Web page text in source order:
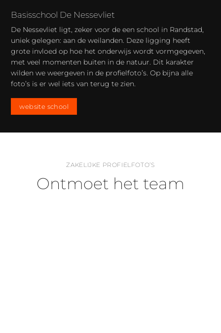
Basisschool De Nessevliet
De Nessevliet ligt, zeker voor de een school in Randstad,
uniek gelegen: aan de weilanden. Deze ligging heeft
grote invloed op hoe het onderwijs wordt vormgegeven,
met veel momenten buiten in de natuur. Dit karakter
wilden we weergeven in de profielfoto’s. Op bijna alle
foto’s is er wel iets van terug te zien.
website school
ZAKELIJKE PROFIELFOTO’S
Ontmoet het team